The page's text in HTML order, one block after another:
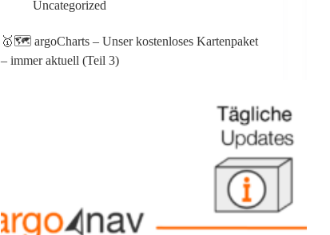
Uncategorized
🥇🗺️ argoCharts – Unser kostenloses Kartenpaket
– immer aktuell (Teil 3)